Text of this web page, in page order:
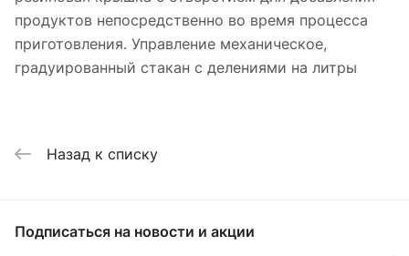
продуктов непосредственно во время процесса
приготовления. Управление механическое,
градуированный стакан с делениями на литры
Назад к списку
Подписаться на новости и акции